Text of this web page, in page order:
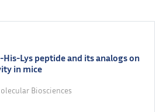
His-Lys peptide and its analogs on
in mice
Biosciences